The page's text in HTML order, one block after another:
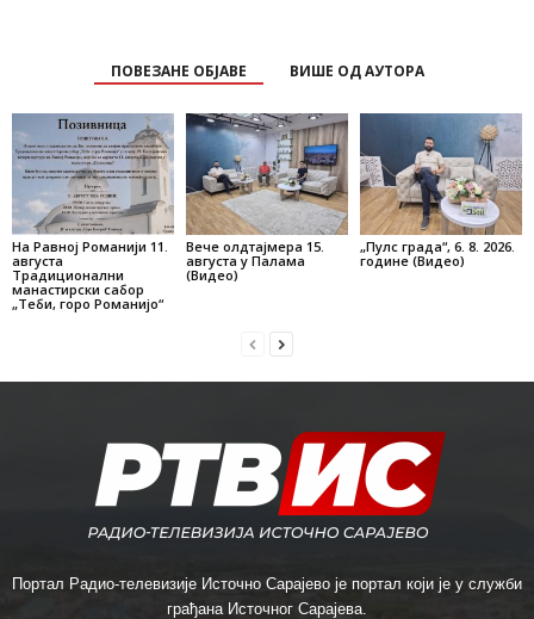
ПОВЕЗАНЕ ОБЈАВЕ ВИШЕ ОД АУТОРА
На Равној Романији 11.
августа
Традиционални
манастирски сабор
„Теби, горо Романијо“
Вече олдтајмера 15.
августа у Палама
(Видео)
„Пулс града“, 6. 8. 2026.
године (Видео)
Портал Радио-телевизије Источно Сарајево је портал који је у служби
грађана Источног Сарајева.